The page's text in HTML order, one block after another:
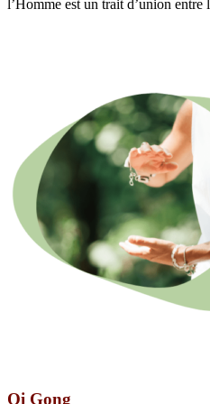
l’Homme est un trait d’union entre
Qi Gong